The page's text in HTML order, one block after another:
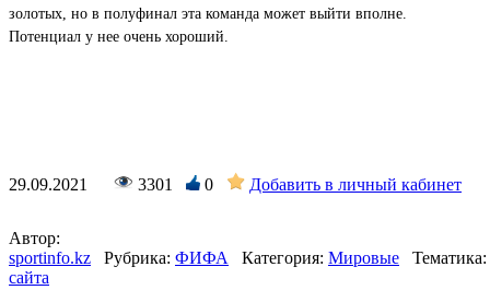
золотых, но в полуфинал эта команда может выйти вполне.
Потенциал у нее очень хороший.
29.09.2021 3301 0 Добавить в личный кабинет
Автор:
sportinfo.kz
Рубрика: ФИФА Категория: Мировые
Тематика:
сайта